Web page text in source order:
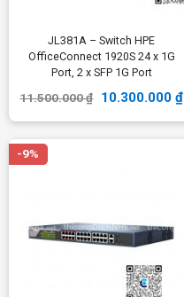
JL381A – Switch HPE
OfficeConnect 1920S 24 x 1G
Port, 2 x SFP 1G Port
11.500.000₫ 10.300.000 ₫
-9%